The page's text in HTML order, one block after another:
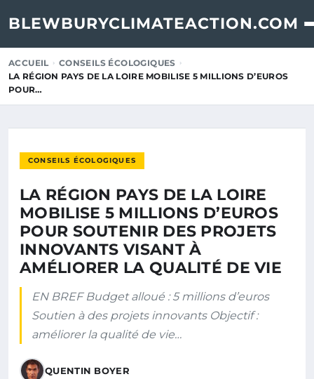
BLEWBURYCLIMATEACTION.COM
ACCUEIL
CONSEILS ÉCOLOGIQUES
LA RÉGION PAYS DE LA LOIRE MOBILISE 5 MILLIONS D’EUROS
POUR…
CONSEILS ÉCOLOGIQUES
LA RÉGION PAYS DE LA LOIRE
MOBILISE 5 MILLIONS D’EUROS
POUR SOUTENIR DES PROJETS
INNOVANTS VISANT À
AMÉLIORER LA QUALITÉ DE VIE
EN BREF Budget alloué : 5 millions d’euros
Soutien à des projets innovants Objectif :
améliorer la qualité de vie…
QUENTIN BOYER